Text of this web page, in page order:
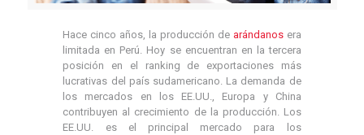
Hace cinco años, la producción de arándanosera
limitada en Perú. Hoy se encuentran en la tercera
posición en el ranking de exportaciones más
lucrativas del país sudamericano. La demanda de
los mercados en los EE.UU., Europa y China
contribuyen al crecimiento de la producción. Los
EE.UU. es el principal mercado para los